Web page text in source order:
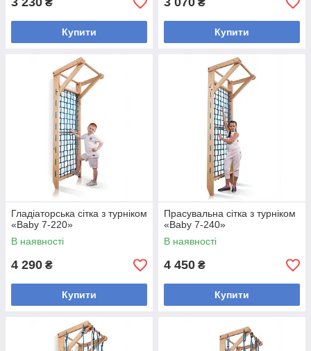
₴
Купити
₴
Купити
Гладіаторська сітка з турніком
«Baby 7-220»
В наявності
4 290 ₴
Купити
Прасувальна сітка з турніком
«Baby 7-240»
В наявності
4 450 ₴
Купити